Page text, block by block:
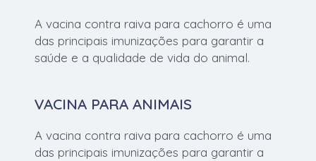
A vacina contra raiva para cachorro é uma
das principais imunizações para garantir a
saúde e a qualidade de vida do animal.
VACINA PARA ANIMAIS
A vacina contra raiva para cachorro é uma
das principais imunizações para garantir a